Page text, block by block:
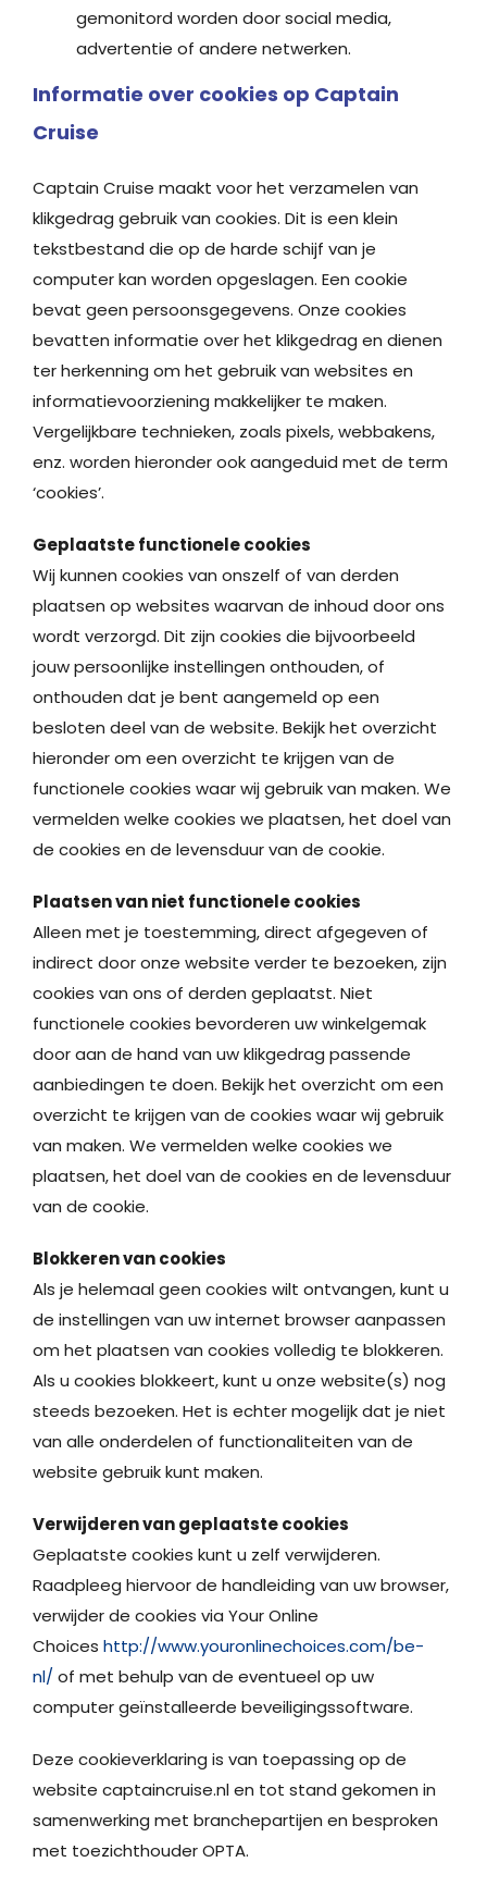
gemonitord worden door social media,
advertentie of andere netwerken.
Informatie over cookies op Captain
Cruise
Captain Cruise maakt voor het verzamelen van
klikgedrag gebruik van cookies. Dit is een klein
tekstbestand die op de harde schijf van je
computer kan worden opgeslagen. Een cookie
bevat geen persoonsgegevens. Onze cookies
bevatten informatie over het klikgedrag en dienen
ter herkenning om het gebruik van websites en
informatievoorziening makkelijker te maken.
Vergelijkbare technieken, zoals pixels, webbakens,
enz. worden hieronder ook aangeduid met de term
‘cookies’.
Geplaatste functionele cookies
Wij kunnen cookies van onszelf of van derden
plaatsen op websites waarvan de inhoud door ons
wordt verzorgd. Dit zijn cookies die bijvoorbeeld
jouw persoonlijke instellingen onthouden, of
onthouden dat je bent aangemeld op een
besloten deel van de website. Bekijk het overzicht
hieronder om een overzicht te krijgen van de
functionele cookies waar wij gebruik van maken. We
vermelden welke cookies we plaatsen, het doel van
de cookies en de levensduur van de cookie.
Plaatsen van niet functionele cookies
Alleen met je toestemming, direct afgegeven of
indirect door onze website verder te bezoeken, zijn
cookies van ons of derden geplaatst. Niet
functionele cookies bevorderen uw winkelgemak
door aan de hand van uw klikgedrag passende
aanbiedingen te doen. Bekijk het overzicht om een
overzicht te krijgen van de cookies waar wij gebruik
van maken. We vermelden welke cookies we
plaatsen, het doel van de cookies en de levensduur
van de cookie.
Blokkeren van cookies
Als je helemaal geen cookies wilt ontvangen, kunt u
de instellingen van uw internet browser aanpassen
om het plaatsen van cookies volledig te blokkeren.
Als u cookies blokkeert, kunt u onze website(s) nog
steeds bezoeken. Het is echter mogelijk dat je niet
van alle onderdelen of functionaliteiten van de
website gebruik kunt maken.
Verwijderen van geplaatste cookies
Geplaatste cookies kunt u zelf verwijderen.
Raadpleeg hiervoor de handleiding van uw browser,
verwijder de cookies via Your Online
Choices http://www.youronlinechoices.com/be-
nl/ of met behulp van de eventueel op uw
computer geïnstalleerde beveiligingssoftware.
Deze cookieverklaring is van toepassing op de
website captaincruise.nl en tot stand gekomen in
samenwerking met branchepartijen en besproken
met toezichthouder OPTA.